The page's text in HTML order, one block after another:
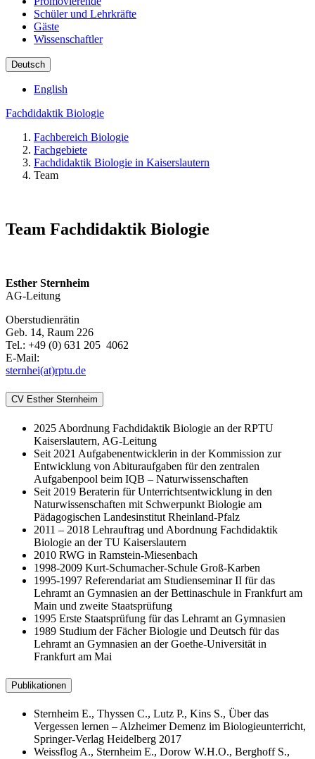
Schüler und Lehrkräfte
Gäste
Wissenschaftler
Deutsch
English
Fachdidaktik Biologie
Fachbereich Biologie
Fachgebiete
Fachdidaktik Biologie in Kaiserslautern
Team
Team Fachdidaktik Biologie
Esther Sternheim
AG-Leitung
Oberstudienrätin
Geb. 14, Raum 226
Tel.: +49 (0) 631 205 4062
E-Mail:
sternhei(at)rptu.de
CV Esther Sternheim
2025 Abordnung Fachdidaktik Biologie an der RPTU
Kaiserslautern, AG-Leitung
Seit 2021 Aufgabenentwicklerin in der Kommission zur
Entwicklung von Abituraufgaben für den zentralen
Aufgabenpool beim IQB – Naturwissenschaften
Seit 2019 Beraterin für Unterrichtsentwicklung in den
Naturwissenschaften mit Schwerpunkt Biologie am
Pädagogischen Landesinstitut Rheinland-Pfalz
2011 – 2018 Lehrauftrag und Abordnung Fachdidaktik
Biologie an der TU Kaiserslautern
2010 RWG in Ramstein-Miesenbach
1998-2009 Kurt-Schumacher-Schule Groß-Karben
1995-1997 Referendariat am Studienseminar II für das
Lehramt an Gymnasien an der Bettinaschule in Frankfurt am
Main und zweite Staatsprüfung
1995 Erste Staatsprüfung für das Lehramt an Gymnasien
1989 Studium der Fächer Biologie und Deutsch für das
Lehramt an Gymnasien an der Goethe-Universität in
Frankfurt am Mai
Publikationen
Sternheim E., Thyssen C., Lutz P., Kins S., Über das
Vergessen lernen – Alzheimer Demenz im Biologieunterricht,
Springer-Verlag Heidelberg 2017
Weissflog A., Sternheim E., Dorow W.H.O., Berghoff S.,